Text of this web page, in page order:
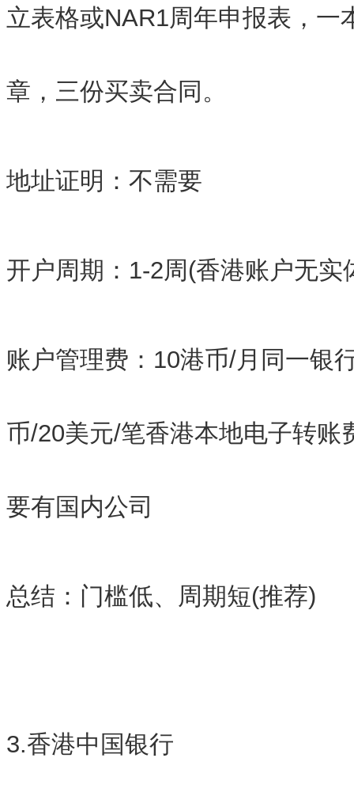
立表格或NAR1周年申报表，一
章，三份买卖合同。
地址证明：不需要
开户周期：1-2周(香港账户无实
账户管理费：10港币/月同一银
币/20美元/笔香港本地电子转账
要有国内公司
总结：门槛低、周期短(推荐)
3.香港中国银行